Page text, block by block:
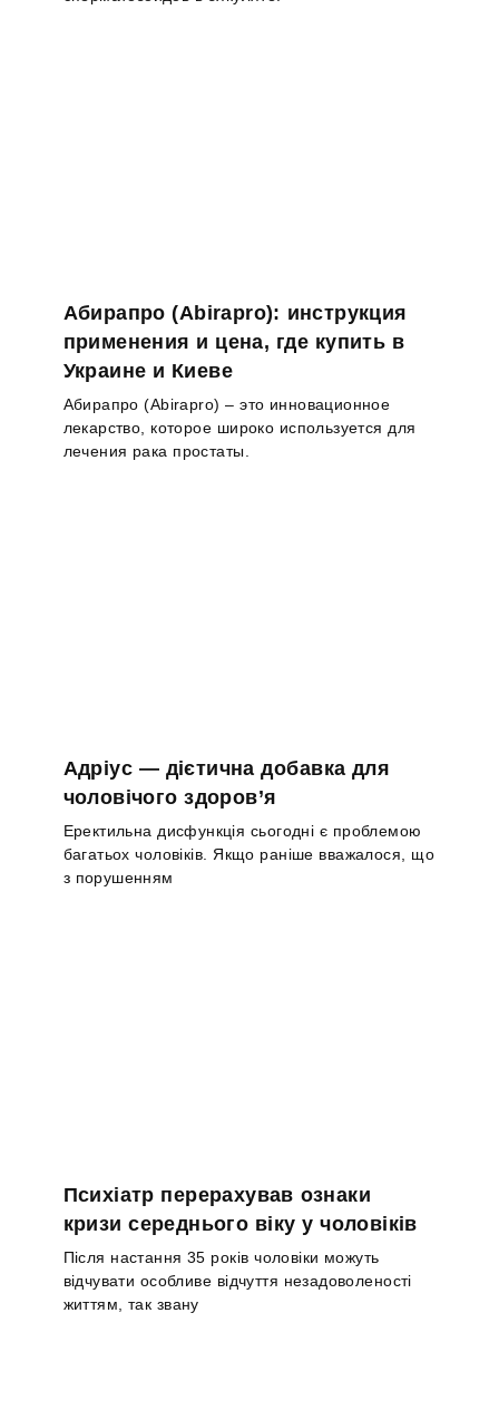
Абирапро (Abirapro): инструкция
применения и цена, где купить в
Украине и Киеве
Абирапро (Abirapro) – это инновационное
лекарство, которое широко используется для
лечения рака простаты.
Адріус — дієтична добавка для
чоловічого здоров’я
Еректильна дисфункція сьогодні є проблемою
багатьох чоловіків. Якщо раніше вважалося, що
з порушенням
Психіатр перерахував ознаки
кризи середнього віку у чоловіків
Після настання 35 років чоловіки можуть
відчувати особливе відчуття незадоволеності
життям, так звану